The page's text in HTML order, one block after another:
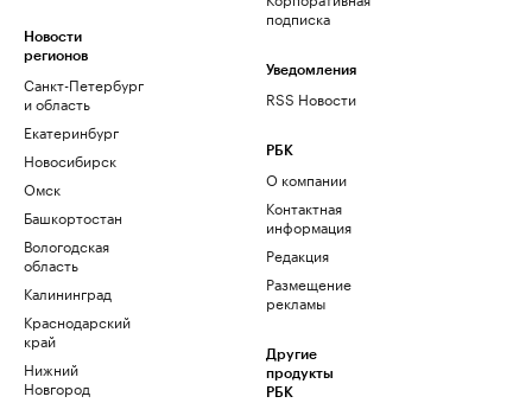
Новости
регионов
Санкт-Петербург
и область
Екатеринбург
Новосибирск
Омск
Башкортостан
Вологодская
область
Калининград
Краснодарский
край
Нижний
Новгород
подписка
Уведомления
RSS Новости
РБК
О компании
Контактная
информация
Редакция
Размещение
рекламы
Другие
продукты
РБК